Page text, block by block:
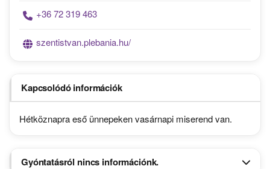
+36 72 319 463
szentistvan.plebania.hu/
Kapcsolódó információk
Hétköznapra eső ünnepeken vasárnapi miserend van.
Gyóntatásról nincs információnk.